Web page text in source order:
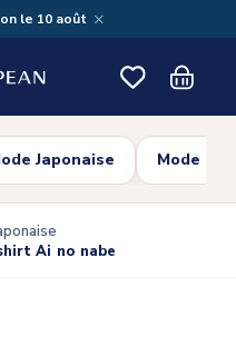
le 10 août ×
Japonaise Mode
Ai no nabe